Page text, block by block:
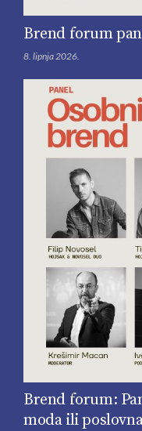
Brend forum
8. lipnja 2026.
Brend forum:
moda ili